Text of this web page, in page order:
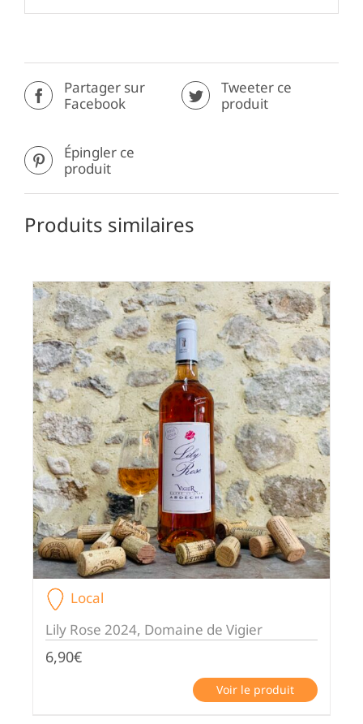
Partager sur
Facebook
Tweeter ce
produit
Épingler ce
produit
Produits similaires
Local
Lily Rose 2024, Domaine de Vigier
6,90€
Voir le produit